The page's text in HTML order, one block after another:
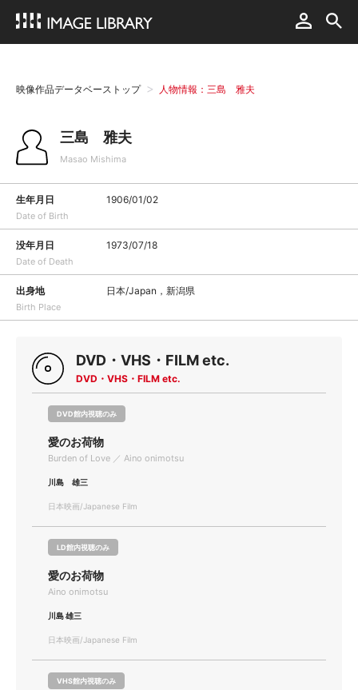
映像作品データベーストップ 人物情報：三島 雅夫
三島 雅夫
Masao Mishima
生年月日
Date of Birth
1906/01/02
没年月日
Date of Death
1973/07/18
出身地
Birth Place
日本/Japan，新潟県
DVD・VHS・FILM etc.
DVD・VHS・FILM etc.
DVD館内視聴のみ
愛のお荷物
Burden of Love ／ Aino onimotsu
川島 雄三
日本映画/Japanese Film
LD館内視聴のみ
愛のお荷物
Aino onimotsu
川島 雄三
日本映画/Japanese Film
VHS館内視聴のみ